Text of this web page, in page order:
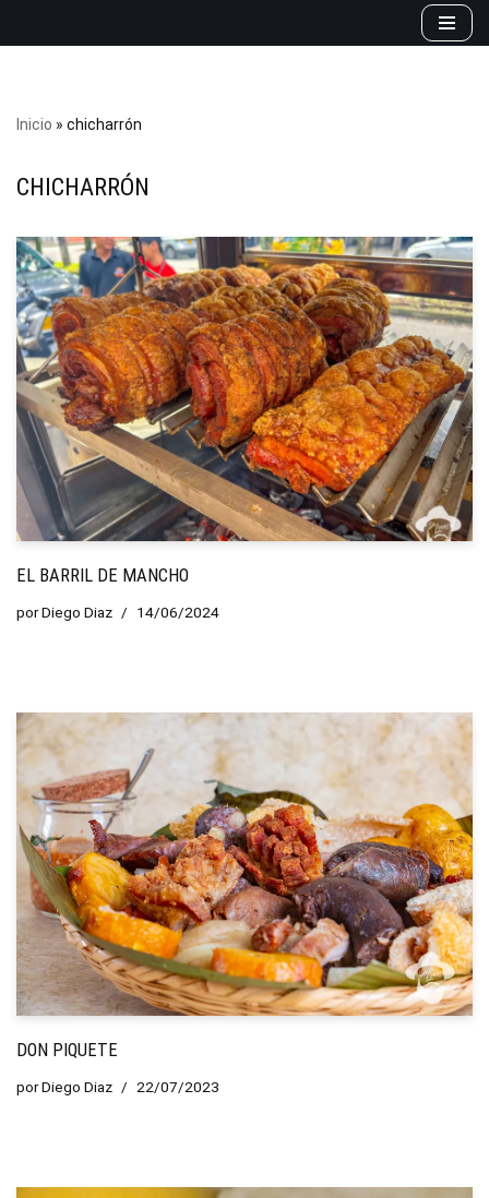
Inicio » chicharrón
CHICHARRÓN
EL BARRIL DE MANCHO
porDiego Diaz 14/06/2024
DON PIQUETE
porDiego Diaz 22/07/2023